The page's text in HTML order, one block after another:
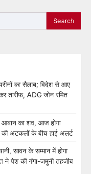
का सैलाब; विदेश से आए
तारीफ, ADG जोन रमित
का शव, आज होगा
अटकलों के बीच हाई अलर्ट
सावन के सम्मान में होगा
ने पेश की गंगा-जमुनी तहजीब